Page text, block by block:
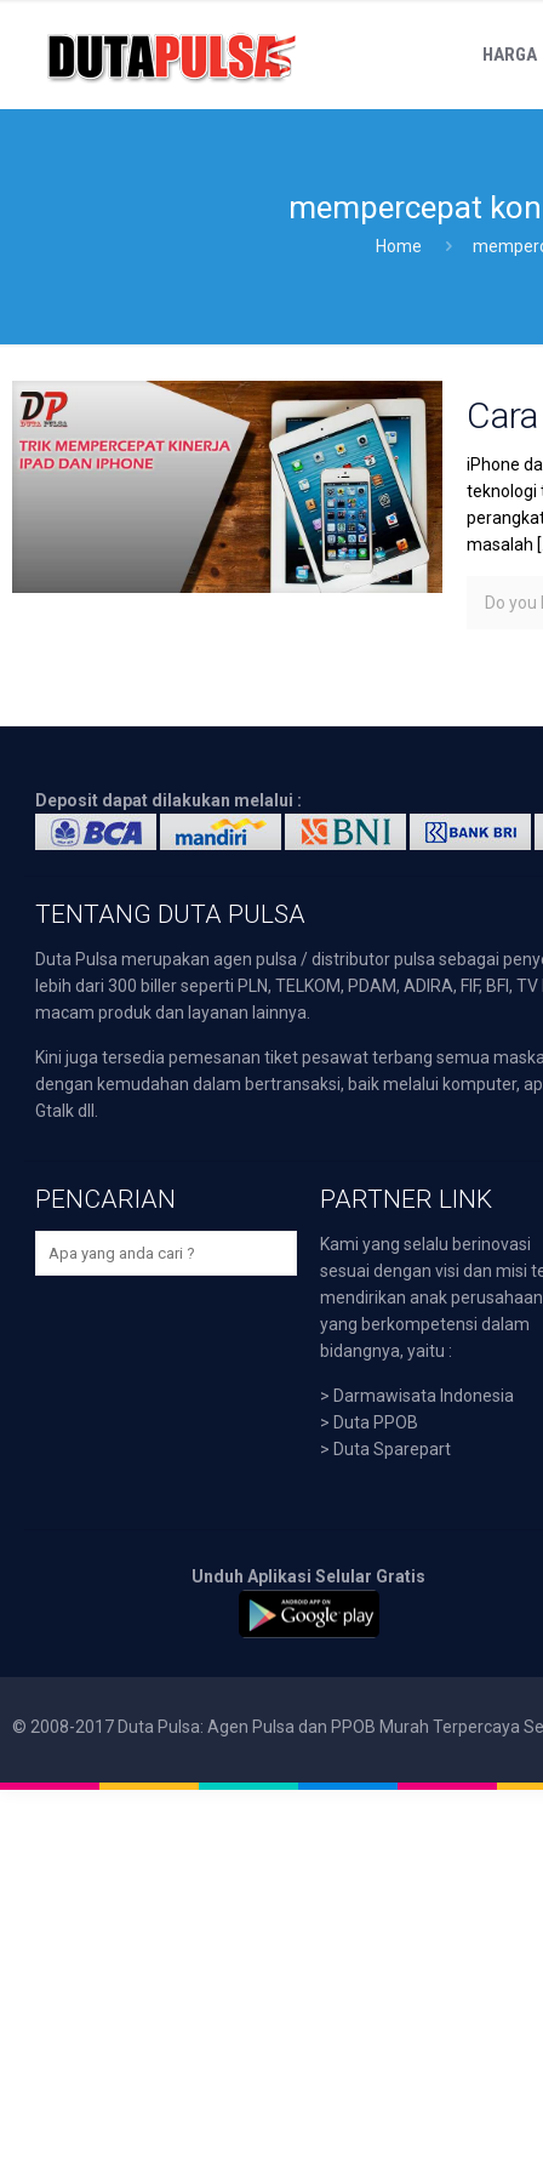
HARGA
mempercepat
Home
iPhone
teknologi
masalah
Do you
Deposit dapat dilakukan melalui :
TENTANG DUTA PULSA
Duta Pulsa merupakan agen pulsa / distributor pulsa sebagai
lebih dari 300 biller seperti PLN, TELKOM, PDAM, ADIRA, FIF,
macam produk dan layanan lainnya.
Kini juga tersedia pemesanan tiket pesawat terbang semua
dengan kemudahan dalam bertransaksi, baik melalui komputer,
Gtalk dll.
PENCARIAN PARTNER LINK
Kami yang selalu berinovasi
sesuai dengan visi dan misi
mendirikan anak perusahaan
yang berkompetensi dalam
bidangnya, yaitu :
> Darmawisata Indonesia
> Duta PPOB
> Duta Sparepart
Unduh Aplikasi Selular Gratis
© 2008-2017 Duta Pulsa: Agen Pulsa dan PPOB Murah Terpercaya